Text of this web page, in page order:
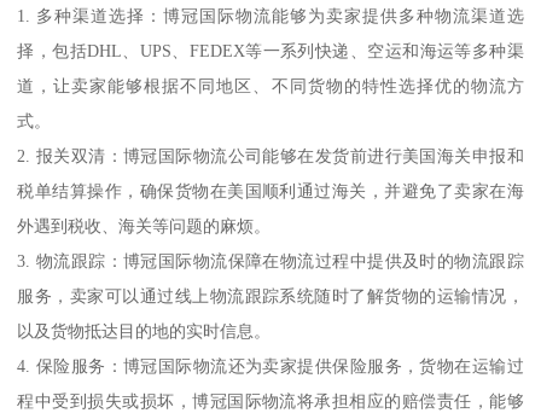
1. 多种渠道选择：博冠国际物流能够为卖家提供多种物流渠道选
择，包括DHL、UPS、FEDEX等一系列快递、空运和海运等多种渠
道，让卖家能够根据不同地区、不同货物的特性选择优的物流方
式。
2. 报关双清：博冠国际物流公司能够在发货前进行美国海关申报和
税单结算操作，确保货物在美国顺利通过海关，并避免了卖家在海
外遇到税收、海关等问题的麻烦。
3. 物流跟踪：博冠国际物流保障在物流过程中提供及时的物流跟踪
服务，卖家可以通过线上物流跟踪系统随时了解货物的运输情况，
以及货物抵达目的地的实时信息。
4. 保险服务：博冠国际物流还为卖家提供保险服务，货物在运输过
程中受到损失或损坏，博冠国际物流将承担相应的赔偿责任，能够